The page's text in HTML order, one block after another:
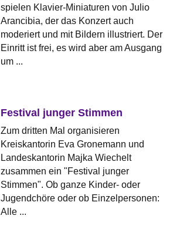
spielen Klavier-Miniaturen von Julio
Arancibia, der das Konzert auch
moderiert und mit Bildern illustriert. Der
Einritt ist frei, es wird aber am Ausgang
um ...
Festival junger Stimmen
Zum dritten Mal organisieren
Kreiskantorin Eva Gronemann und
Landeskantorin Majka Wiechelt
zusammen ein "Festival junger
Stimmen". Ob ganze Kinder- oder
Jugendchöre oder ob Einzelpersonen:
Alle ...